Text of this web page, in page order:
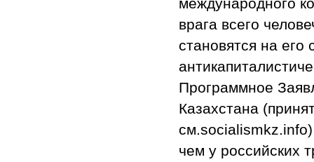
врага всего
становятся на его
Программное
Казахстана
чем у российских